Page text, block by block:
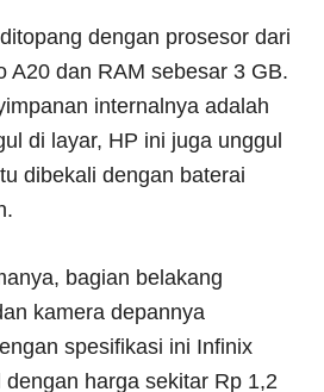
dengan prosesor dari
A20 dan RAM sebesar 3 GB.
internalnya adalah
di layar, HP ini juga unggul
dibekali dengan baterai
bagian belakang
kamera depannya
spesifikasi ini Infinix
harga sekitar Rp 1,2